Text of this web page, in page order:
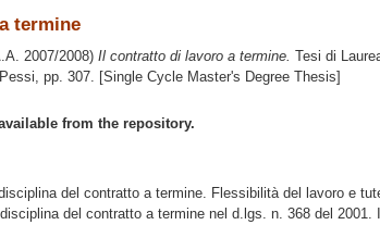
termine
2007/2008) Il contratto di lavoro a termine. Tesi di
, pp. 307. [Single Cycle Master's Degree Thesis]
from the repository.
del contratto a termine. Flessibilità del lavoro e
del contratto a termine nel d.lgs. n. 368 del 2001.